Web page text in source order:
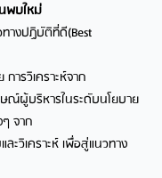
นพบใหม่
างปฏิบัติที่ดี(Best
ารวิเคราะห์จาก
ณ์ผู้บริหารในระดับนโยบาย
จาก
ะวิเคราะห์ เพื่อสู่แนวทาง